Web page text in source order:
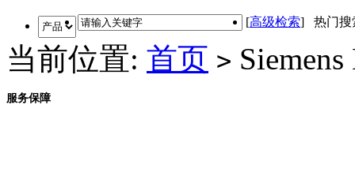
[高级检索] 热门搜
当前位置: 首页 >
服务保障